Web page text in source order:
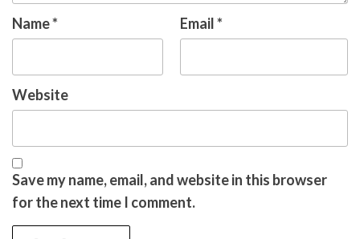
Name* Email*
Website
Save my name, email, and website in this browser
for the next time I comment.